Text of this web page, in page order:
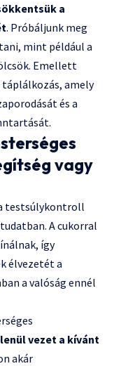
a
. Próbáljunk meg
mint például a
Emellett
amely
és a
vagy
testsúlykontroll
A cukorral
így
élvezetét a
a valóság ennél
vezet a kívánt
akár